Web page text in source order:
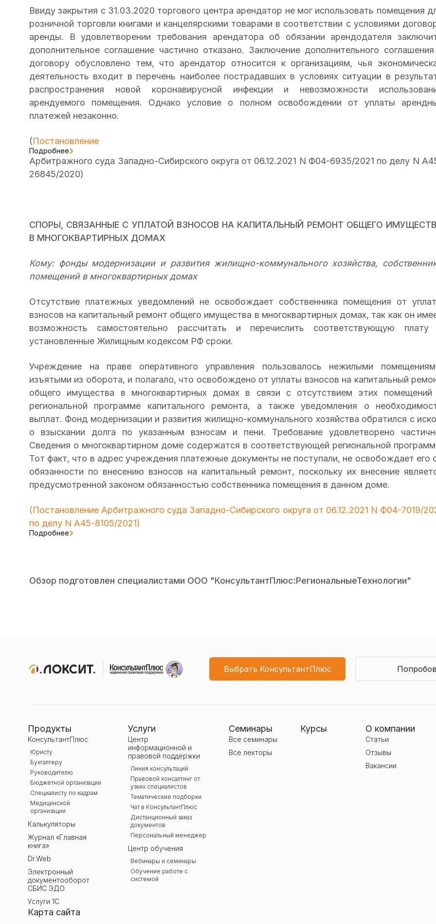
Ввиду закрытия с 31.03.2020 торгового центра арендатор не мог использовать помещения
розничной торговли книгами и канцелярскими товарами в соответствии с условиями
аренды. В удовлетворении требования арендатора об обязании арендодателя
дополнительное соглашение частично отказано. Заключение дополнительного
договору обусловлено тем, что арендатор относится к организациям, чья
деятельность входит в перечень наиболее пострадавших в условиях ситуации в
распространения новой коронавирусной инфекции и невозможности
арендуемого помещения. Однако условие о полном освобождении от уплаты
платежей незаконно.
(Постановление
Подробнее
Арбитражного суда Западно-Сибирского округа от 06.12.2021 N Ф04-6935/2021 по делу N
26845/2020)
СПОРЫ, СВЯЗАННЫЕ С УПЛАТОЙ ВЗНОСОВ НА КАПИТАЛЬНЫЙ РЕМОНТ ОБЩЕГО
В МНОГОКВАРТИРНЫХ ДОМАХ
Кому: фонды модернизации и развития жилищно-коммунального хозяйства,
помещений в многоквартирных домах
Отсутствие платежных уведомлений не освобождает собственника помещения от
взносов на капитальный ремонт общего имущества в многоквартирных домах, так как он
возможность самостоятельно рассчитать и перечислить соответствующую плату
установленные Жилищным кодексом РФ сроки.
Учреждение на праве оперативного управления пользовалось нежилыми
изъятыми из оборота, и полагало, что освобождено от уплаты взносов на капитальный
общего имущества в многоквартирных домах в связи с отсутствием этих помещений
региональной программе капитального ремонта, а также уведомления о
выплат. Фонд модернизации и развития жилищно-коммунального хозяйства обратился с
о взыскании долга по указанным взносам и пени. Требование удовлетворено
Сведения о многоквартирном доме содержатся в соответствующей региональной
Тот факт, что в адрес учреждения платежные документы не поступали, не освобождает его
обязанности по внесению взносов на капитальный ремонт, поскольку их внесение
предусмотренной законом обязанностью собственника помещения в данном доме.
(Постановление Арбитражного суда Западно-Сибирского округа от 06.12.2021 N Ф04-7019/
по делу N А45-8105/2021)
Подробнее
Обзор подготовлен специалистами ООО "КонсультантПлюс:РегиональныеТехнологии"
Выбрать КонсультантПлюс
Продукты
КонсультантПлюс
Юристу
Бухгалтеру
Руководителю
Бюджетной организации
Специалисту по кадрам
Медицинской
организации
Калькуляторы
Журнал «Главная
книга»
Dr.Web
Электронный
документооборот
СБИС ЭДО
Услуги 1С
Услуги
Центр
информационной и
правовой поддержки
Линия консультаций
Правовой консалтинг от
узких специалистов
Тематические подборки
Чат в КонсультантПлюс
Дистанционный заказ
документов
Персональный менеджер
Центр обучения
Вебинары и семинары
Обучение работе с
системой
Семинары
Все семинары
Все лекторы
Курсы О компании
Статьи
Отзывы
Вакансии
Карта сайта